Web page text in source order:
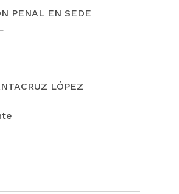
PENAL EN SEDE
LÓPEZ